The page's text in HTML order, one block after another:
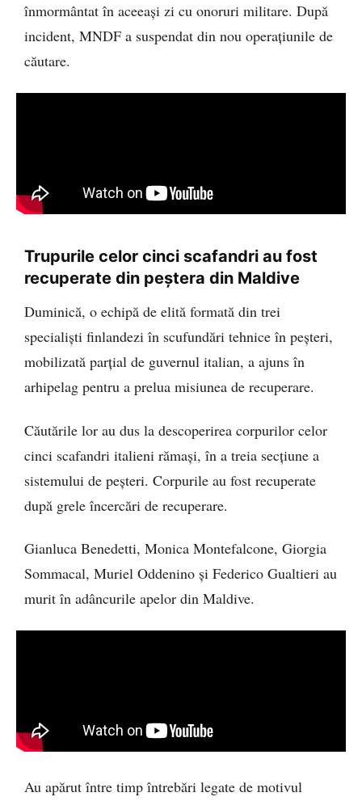
înmormântat în aceeași zi cu onoruri militare. După
incident, MNDF a suspendat din nou operațiunile de
căutare.
Trupurile celor cinci scafandri au fost
recuperate din peștera din Maldive
Duminică, o echipă de elită formată din trei
specialiști finlandezi în scufundări tehnice în peșteri,
mobilizată parțial de guvernul italian, a ajuns în
arhipelag pentru a prelua misiunea de recuperare.
Căutările lor au dus la descoperirea corpurilor celor
cinci scafandri italieni rămași, în a treia secțiune a
sistemului de peșteri. Corpurile au fost recuperate
după grele încercări de recuperare.
Gianluca Benedetti, Monica Montefalcone, Giorgia
Sommacal, Muriel Oddenino și Federico Gualtieri au
murit în adâncurile apelor din Maldive.
Au apărut între timp întrebări legate de motivul